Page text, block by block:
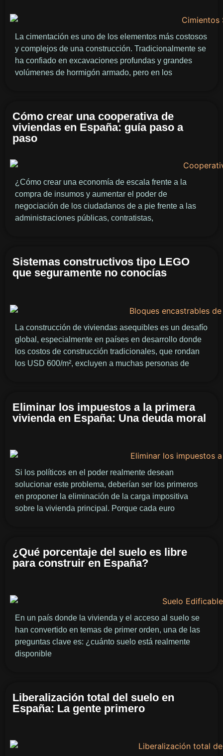
La cimentación es uno de los elementos más costosos
y complejos de una construcción. Tradicionalmente se
ha confiado en excavaciones profundas y grandes
volúmenes de hormigón armado, pero en los
Cómo crear una cooperativa de
viviendas en España: guía paso a
paso
¿Cómo crear una economía de escala frente a la
compra de insumos y aumentar el poder de
negociación de los ciudadanos de a pie frente a las
administraciones públicas, contratistas,
Sistemas constructivos tipo LEGO
que seguramente no conocías
La construcción de viviendas asequibles es un desafío
global, especialmente en países en desarrollo donde
los costos de construcción tradicionales, que rondan
los USD 600/m², excluyen a muchas personas de
Eliminar los impuestos a la primera
vivienda en España: Una deuda moral
Si los políticos en el poder realmente desean
solucionar este problema, deberían ser los primeros
en proponer la eliminación de la carga impositiva
sobre la vivienda principal. Porque cada euro
¿Qué porcentaje del suelo es libre
para construir en España?
En un país donde la vivienda y el acceso al suelo se
han convertido en temas de primer orden, una de las
preguntas clave es: ¿cuánto suelo está realmente
disponible
Liberalización total del suelo en
España: La gente primero